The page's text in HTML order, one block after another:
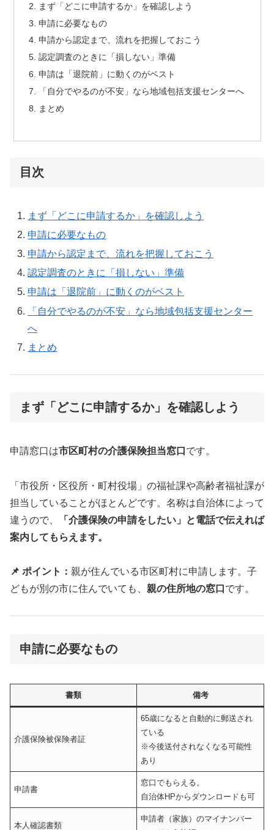
まず「どこに申請するか」を確認しよう
申請に必要なもの
申請から認定まで、流れを把握しておこう
認定調査のときに「損しない」準備
申請は「退院前」に動くのがベスト
「自分でやるのが不安」なら地域包括支援センターへ
まとめ
目次
まず「どこに申請するか」を確認しよう
申請に必要なもの
申請から認定まで、流れを把握しておこう
認定調査のときに「損しない」準備
申請は「退院前」に動くのがベスト
「自分でやるのが不安」なら地域包括支援センター
へ
まとめ
まず「どこに申請するか」を確認しよう
申請窓口は市区町村の介護保険担当窓口 です。
「市役所・区役所・町村役場」の福祉課や高齢者福祉課が
担当していることがほとんどです。名称は自治体によって
違うので、
「介護保険の申請をしたい」と電話で伝えれば
案内してもらえます。
📌 ポイント： 親が住んでいる市区町村に申請します。子
どもが別の市に住んでいても、 親の住所地の窓口 です。
申請に必要なもの
書類 備考
介護保険被保険者証
65歳になると自動的に郵送され
ている
※今後送付されなくなる可能性
あり
申請書
窓口でもらえる。
自治体HPからダウンロードも可
本人確認書類
申請者（家族）のマイナンバー